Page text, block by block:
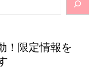
！限定情報を